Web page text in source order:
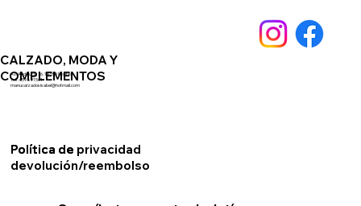
CALZADO, MODA Y
COMPLEMENTOS
Política de privacidad
Política de
devolución/reembolso
Av. Andalucia 76. 14550 Montilla
Telf. 659891561
manucalzadosisabel@hotmail.com